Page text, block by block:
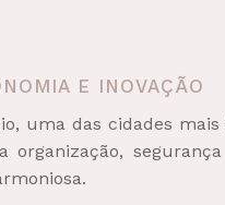
E INOVAÇÃO
uma das cidades
organização,